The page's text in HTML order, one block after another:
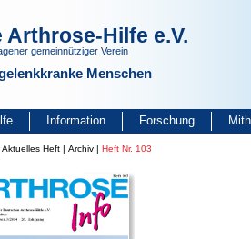
Arthrose-Hilfe e.V.
gemeinnütziger Verein
Menschen
Information Forschung
Aktuelles Heft | Archiv | Heft Nr. 103